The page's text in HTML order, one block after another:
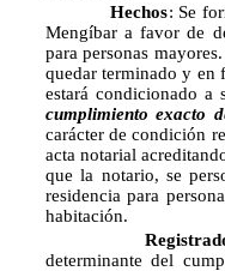
Hechos: Se
Mengíbar a favor de
para personas
quedar terminado y en
estará condicionado
cumplimiento exacto
carácter de condición
acta notarial
que la notario, se
residencia para
habitación.
determinante del